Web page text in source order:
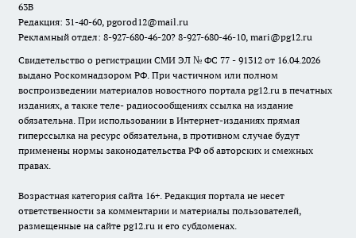
63В
Редакция: 31-40-60, pgorod12@mail.ru
Рекламный отдел: 8-927-680-46-20? 8-927-680-46-10, mari@pg12.ru
Свидетельство о регистрации СМИ ЭЛ № ФС 77 - 91312 от 16.04.2026
выдано Роскомнадзором РФ. При частичном или полном
воспроизведении материалов новостного портала pg12.ru в печатных
изданиях, а также теле- радиосообщениях ссылка на издание
обязательна. При использовании в Интернет-изданиях прямая
гиперссылка на ресурс обязательна, в противном случае будут
применены нормы законодательства РФ об авторских и смежных
правах.
Возрастная категория сайта 16+. Редакция портала не несет
ответственности за комментарии и материалы пользователей,
размещенные на сайте pg12.ru и его субдоменах.